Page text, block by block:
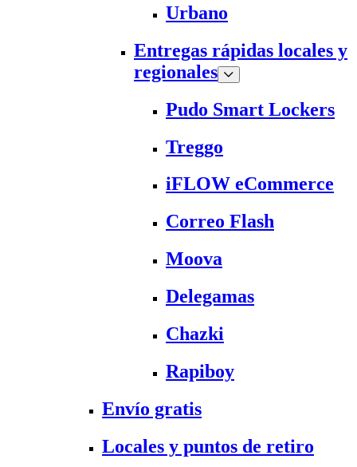
Urbano
Entregas rápidas locales y
regionales
Pudo Smart Lockers
Treggo
iFLOW eCommerce
Correo Flash
Moova
Delegamas
Chazki
Rapiboy
Envío gratis
Locales y puntos de retiro